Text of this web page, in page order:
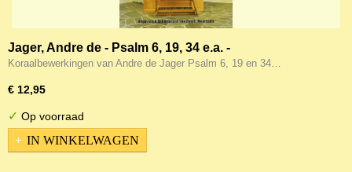
Jager, Andre de - Psalm 6, 19, 34 e.a. -
Koraalbewerkingen voor orgel (Noten)
Koraalbewerkingen van Andre de Jager Psalm 6, 19 en 34…
€ 12,95
✓ Op voorraad
IN WINKELWAGEN